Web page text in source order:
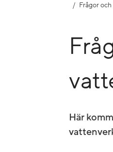
Frågor
Här